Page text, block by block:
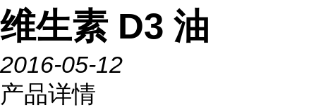
维生素 D3 油
2016-05-12
产品详情